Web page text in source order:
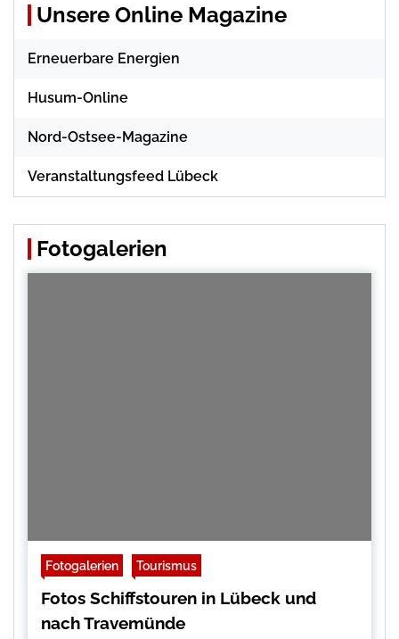
Unsere Online Magazine
Erneuerbare Energien
Husum-Online
Nord-Ostsee-Magazine
Veranstaltungsfeed Lübeck
Fotogalerien
Fotogalerien Tourismus
Fotos Schiffstouren in Lübeck und
nach Travemünde